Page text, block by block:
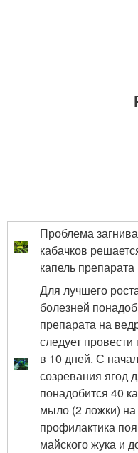
Проблема
кабачков
капель
Для лучшего
болезней
препарата на
следует
в 10 дней. С
созревания ягод
понадобится 40
мыло (2 ложки)
профилактика
майского жука и